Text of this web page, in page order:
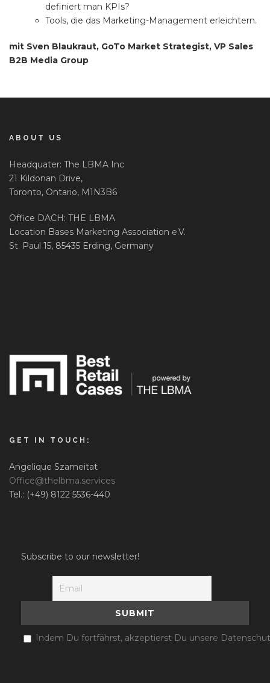
definiert man KPIs?
Tools, die das Marketing-Management erleichtern.
mit Sven Blaukraut, GoTo Market Strategist, VP Sales
B2B Media Group
ABOUT US
Headquater: The LBMA Inc
21 Kildonan Drive,
Toronto, Ontario, M1N3B6
Office DACH: THE LBMA
Location Bases Marketing Association e.V.
St. Paul 15, 85435 Erding, Germany
GET IN TOUCH:
Angelique Szameitat
Office@thelbma.services
Tel.: (+49) 8122 5536-440
Subscribe to our newsletter!
Indem Du fortfährst, akzeptierst Du unsere